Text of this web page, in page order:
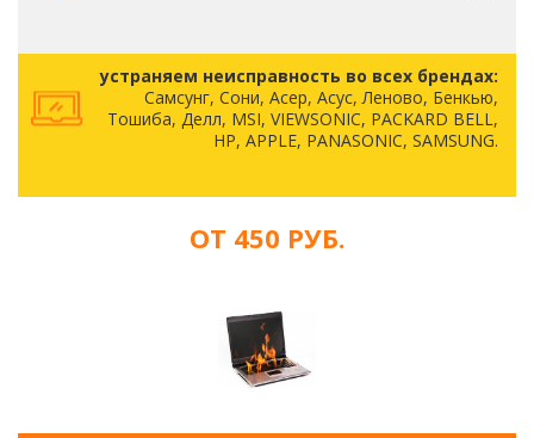
устраняем неисправность во всех брендах:
Самсунг, Сони, Асер, Асус, Леново, Бенкью,
Тошиба, Делл, MSI, VIEWSONIC, PACKARD BELL,
HP, APPLE, PANASONIC, SAMSUNG.
ОТ 450 РУБ.